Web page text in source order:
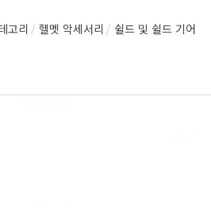
고리 헬멧 악세서리 쉴드 및 쉴드 기어